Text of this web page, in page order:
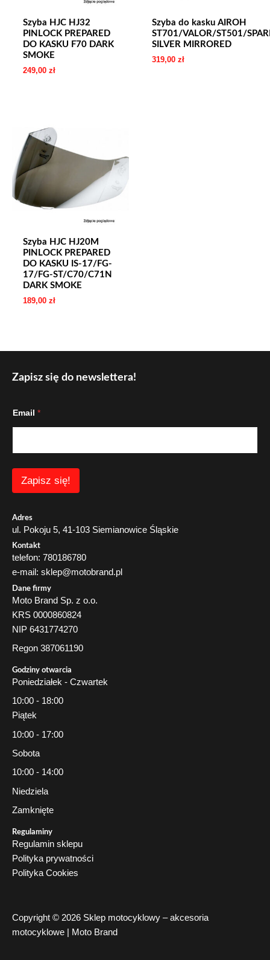
Szyba HJC HJ32
PINLOCK PREPARED
DO KASKU F70 DARK
SMOKE
249,00 zł
Szyba do kasku AIROH
ST701/VALOR/ST501/
SILVER MIRRORED
319,00 zł
Szyba HJC HJ20M
PINLOCK PREPARED
DO KASKU IS-17/FG-
17/FG-ST/C70/C71N
DARK SMOKE
189,00 zł
Zapisz się do newslettera!
m
E
l
m
a
l
Email *
Zapisz się!
Adres
ul. Pokoju 5, 41-103 Siemianowice Śląskie
Kontakt
telefon: 780186780
e-mail: sklep@motobrand.pl
Dane firmy
Moto Brand Sp. z o.o.
KRS 0000860824
NIP 6431774270
Regon 387061190
Godziny otwarcia
Poniedziałek - Czwartek
10:00 - 18:00
Piątek
10:00 - 17:00
Sobota
10:00 - 14:00
Niedziela
Zamknięte
Regulaminy
Regulamin sklepu
Polityka prywatności
Polityka Cookies
Copyright © 2026 Sklep motocyklowy – akcesoria
motocyklowe | Moto Brand